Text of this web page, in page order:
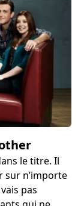
le titre. Il
sur n’importe
pas